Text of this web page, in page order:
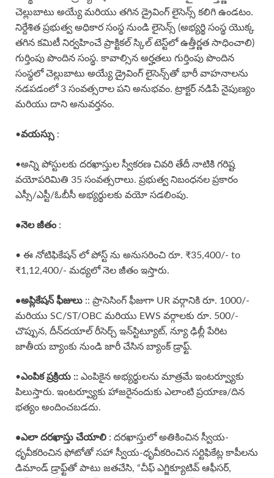
చెల్లుబాటు అయ్యే మరియు తగిన డ్రైవింగ్ లైసెన్స్ కలిగి ఉండటం.
నిర్దేశిత ప్రభుత్వ అధికార సంస్థ నుండి లైసెన్స్ (అభ్యర్థి సంస్థ యొక్క
తగిన కమిటీ నిర్వహించే ప్రాక్టికల్ స్కిల్ టెస్ట్‌లో ఉత్తీర్ణత సాధించాలి)
గుర్తింపు పొందిన సంస్థ. కావాల్సిన అర్హతలు గుర్తింపు పొందిన
సంస్థలో చెల్లుబాటు అయ్యే డ్రైవింగ్ లైసెన్స్‌తో భారీ వాహనాలను
నడపడంలో 3 సంవత్సరాల పని అనుభవం. ట్రాక్టర్ నడిపే నైపుణ్యం
మరియు దాని అనువర్తనం.
•వయస్సు :
•అన్ని పోస్టులకు దరఖాస్తుల స్వీకరణ చివరి తేదీ నాటికి గరిష్ట
వయోపరిమితి 35 సంవత్సరాలు. ప్రభుత్వ నిబంధనల ప్రకారం
ఎస్సీ/ఎస్టీ/ఓబీసీ అభ్యర్థులకు వయో సడలింపు.
•నెల జీతం:
• ఈ నోటిఫికేషన్ లో పోస్ట్ ను అనుసరించి రూ. ₹35,400/- to
₹1,12,400/- మధ్యలో నెల జీతం ఇస్తారు.
•అప్లికేషన్ ఫీజులు :: ప్రాసెసింగ్ ఫీజుగా UR వర్గానికి రూ. 1000/-
మరియు SC/ST/OBC మరియు EWS వర్గాలకు రూ. 500/-
చొప్పున, దీన్‌దయాల్ రీసెర్చ్ ఇన్‌స్టిట్యూట్, న్యూ ఢిల్లీ పేరిట
జాతీయ బ్యాంకు నుండి జారీ చేసిన బ్యాంక్ డ్రాఫ్ట్.
•ఎంపిక ప్రక్రియ :: ఎంపికైన అభ్యర్థులను మాత్రమే ఇంటర్వ్యూకు
పిలుస్తారు. ఇంటర్వ్యూకు హాజరైనందుకు ఎలాంటి ప్రయాణ/దిన
భత్యం అందించబడదు.
•ఎలా దరఖాస్తు చేయాలి : దరఖాస్తులో అతికించిన స్వీయ-
ధృవీకరించిన ఫోటోతో సహా స్వీయ-ధృవీకరించిన సర్టిఫికేట్ల కాపీలను
డిమాండ్ డ్రాఫ్ట్‌తో పాటు జతచేసి, “చీఫ్ ఎగ్జిక్యూటివ్ ఆఫీసర్,